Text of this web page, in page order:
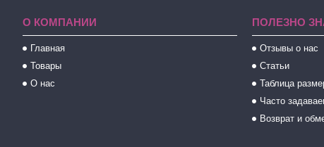
О КОМПАНИИ
Главная
Товары
О нас
ПОЛЕЗНО
Отзывы о нас
Статьи
Таблица
Часто
Возврат и